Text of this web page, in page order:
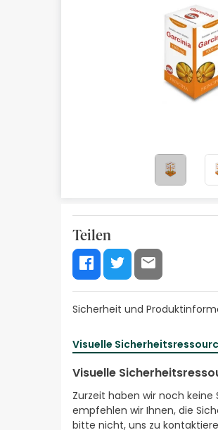
Bestsellers
Health Points
Teilen
Sicherheit und
Visuelle
Visuelle
Zurzeit haben wir noch
empfehlen wir Ihnen, die
bitte nicht, uns zu